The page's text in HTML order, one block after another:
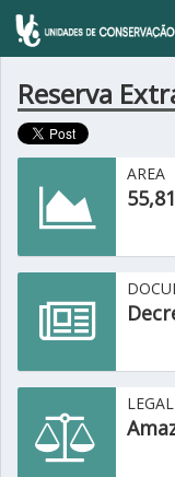
Reserva
AREA